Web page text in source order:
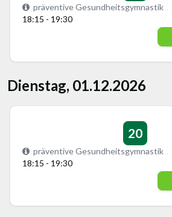
präventive Gesundheitsgymnastik
18:15 - 19:30
Dienstag, 01.12.2026
20
präventive Gesundheitsgymnastik
18:15 - 19:30